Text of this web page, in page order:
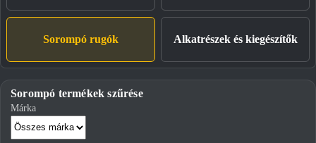
Sorompó rugók Alkatrészek és kiegészítők
Sorompó termékek szűrése
Márka